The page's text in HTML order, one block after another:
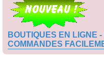
BOUTIQUES EN LIGNE
COMMANDES